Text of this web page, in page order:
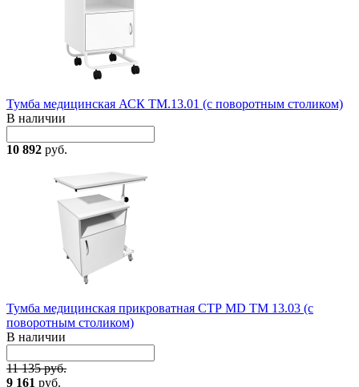
Тумба медицинская АСК ТМ.13.01 (с поворотным столиком)
В наличии
10 892 руб.
Тумба медицинская прикроватная СТР MD TM 13.03 (с
поворотным столиком)
В наличии
11 135 руб.
9 161 руб.